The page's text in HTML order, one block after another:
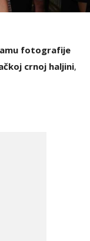
fotografije
crnoj haljini,